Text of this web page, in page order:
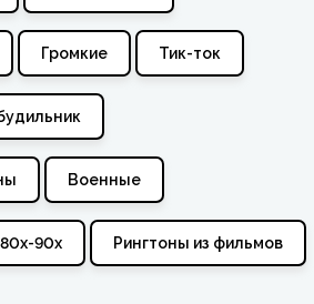
Громкие Тик-ток
Военные
90х Рингтоны из фильмов